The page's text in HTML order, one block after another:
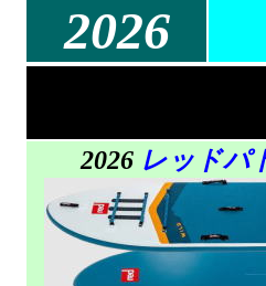
2026
2026レッドパ